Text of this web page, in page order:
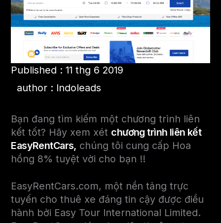
Published : 11 thg 6 2019
author : Indoleads
Bạn đang tìm kiếm một chương trình liên
kết tốt? Hãy xem xét chương trình liên kết
EasyRentCars, chúng tôi cung cấp Hoa
hồng 8% tuyệt vời cho bạn !!
EasyRentCars.com, một nền tảng trực
tuyến cho thuê xe đáng tin cậy được điều
hành bởi Easy Tour International Limited.